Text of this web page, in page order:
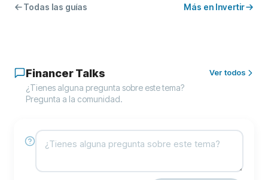
Todas las guías Más en Invertir
Financer Talks
¿Tienes alguna pregunta sobre este tema?
Pregunta a la comunidad.
Ver todos